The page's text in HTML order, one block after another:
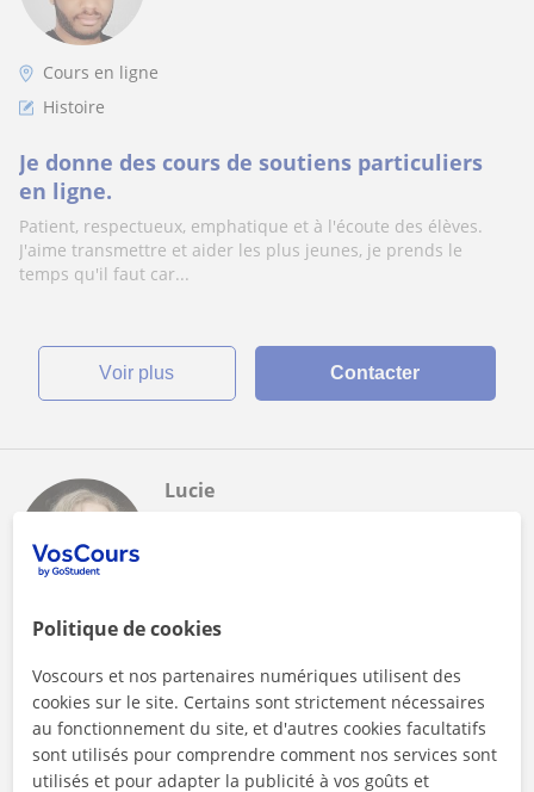
Cours en ligne
Histoire
Je donne des cours de soutiens particuliers
en ligne.
Patient, respectueux, emphatique et à l'écoute des élèves.
J'aime transmettre et aider les plus jeunes, je prends le
temps qu'il faut car...
voir plus Contacter
Lucie
Cours en ligne
Étudiante bac +3 proposant du soutien
scolaire en histoire en ligne
Passionnée par l'histoire, je suis Lucie, étudiante en master 1
Politique de cookies
Voscours et nos partenaires numériques utilisent des
cookies sur le site. Certains sont strictement nécessaires
au fonctionnement du site, et d'autres cookies facultatifs
sont utilisés pour comprendre comment nos services sont
utilisés et pour adapter la publicité à vos goûts et